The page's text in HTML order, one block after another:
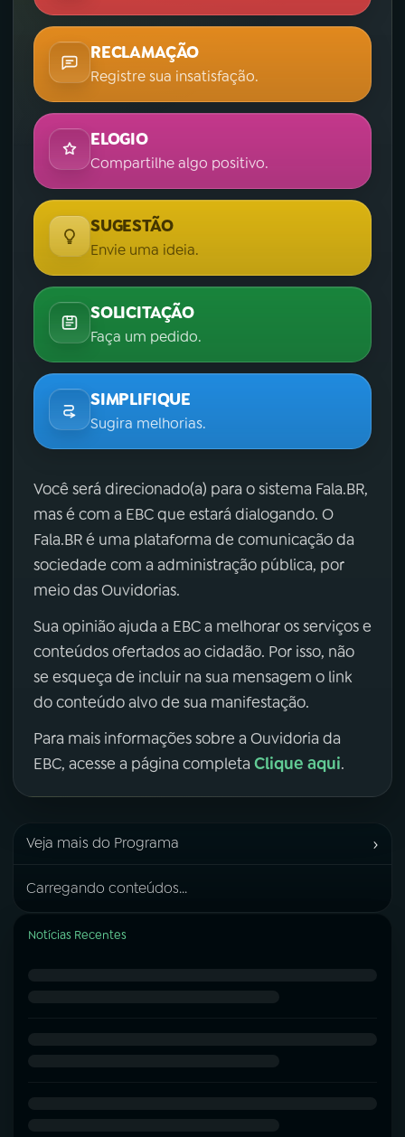
RECLAMAÇÃO
Registre sua insatisfação.
ELOGIO
Compartilhe algo positivo.
SUGESTÃO
Envie uma ideia.
SOLICITAÇÃO
Faça um pedido.
SIMPLIFIQUE
Sugira melhorias.
Você será direcionado(a) para o sistema Fala.BR,
mas é com a EBC que estará dialogando. O
Fala.BR é uma plataforma de comunicação da
sociedade com a administração pública, por
meio das Ouvidorias.
Sua opinião ajuda a EBC a melhorar os serviços e
conteúdos ofertados ao cidadão. Por isso, não
se esqueça de incluir na sua mensagem o link
do conteúdo alvo de sua manifestação.
Para mais informações sobre a Ouvidoria da
EBC, acesse a página completa Clique aqui.
Veja mais do Programa ›
Carregando conteúdos...
Notícias Recentes